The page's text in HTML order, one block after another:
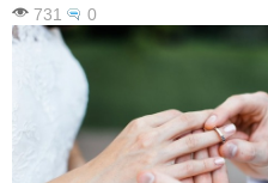
731 0